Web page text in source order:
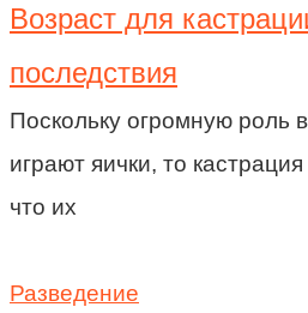
Возраст для
последствия
Поскольку огромную роль
играют яички, то
что их
Разведение